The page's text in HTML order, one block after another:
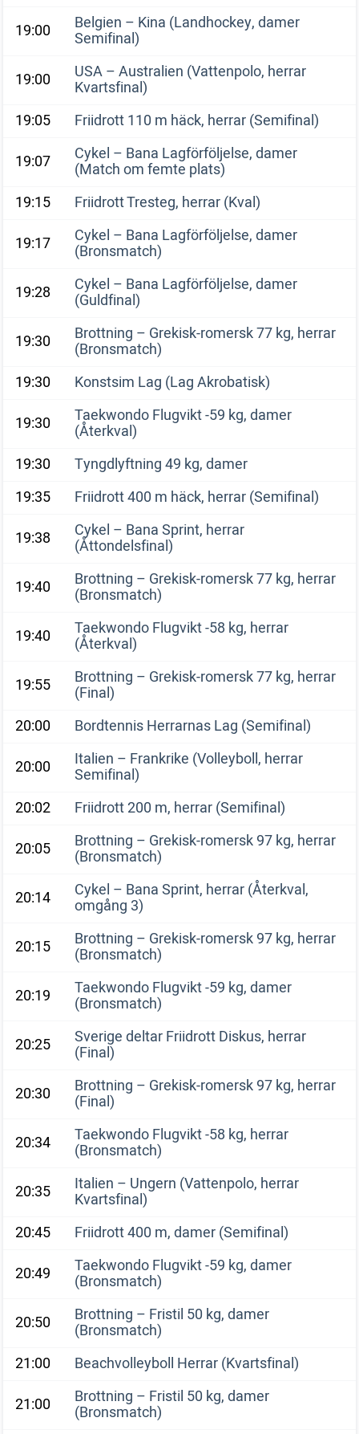
19:00
Belgien – Kina (Landhockey, damer
Semifinal)
19:00
USA – Australien (Vattenpolo, herrar
Kvartsfinal)
19:05
Friidrott 110 m häck, herrar (Semifinal)
19:07
Cykel – Bana Lagförföljelse, damer
(Match om femte plats)
19:15
Friidrott Tresteg, herrar (Kval)
19:17
Cykel – Bana Lagförföljelse, damer
(Bronsmatch)
19:28
Cykel – Bana Lagförföljelse, damer
(Guldfinal)
19:30
Brottning – Grekisk-romersk 77 kg, herrar
(Bronsmatch)
19:30
Konstsim Lag (Lag Akrobatisk)
19:30
Taekwondo Flugvikt -59 kg, damer
(Återkval)
19:30
Tyngdlyftning 49 kg, damer
19:35
Friidrott 400 m häck, herrar (Semifinal)
19:38
Cykel – Bana Sprint, herrar
(Åttondelsfinal)
19:40
Brottning – Grekisk-romersk 77 kg, herrar
(Bronsmatch)
19:40
Taekwondo Flugvikt -58 kg, herrar
(Återkval)
19:55
Brottning – Grekisk-romersk 77 kg, herrar
(Final)
20:00
Bordtennis Herrarnas Lag (Semifinal)
20:00
Italien – Frankrike (Volleyboll, herrar
Semifinal)
20:02
Friidrott 200 m, herrar (Semifinal)
20:05
Brottning – Grekisk-romersk 97 kg, herrar
(Bronsmatch)
20:14
Cykel – Bana Sprint, herrar (Återkval,
omgång 3)
20:15
Brottning – Grekisk-romersk 97 kg, herrar
(Bronsmatch)
20:19
Taekwondo Flugvikt -59 kg, damer
(Bronsmatch)
20:25
Sverige deltar Friidrott Diskus, herrar
(Final)
20:30
Brottning – Grekisk-romersk 97 kg, herrar
(Final)
20:34
Taekwondo Flugvikt -58 kg, herrar
(Bronsmatch)
20:35
Italien – Ungern (Vattenpolo, herrar
Kvartsfinal)
20:45
Friidrott 400 m, damer (Semifinal)
20:49
Taekwondo Flugvikt -59 kg, damer
(Bronsmatch)
20:50
Brottning – Fristil 50 kg, damer
(Bronsmatch)
21:00
Beachvolleyboll Herrar (Kvartsfinal)
21:00
Brottning – Fristil 50 kg, damer
(Bronsmatch)